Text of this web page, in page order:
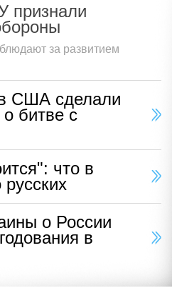
признали
за развитием
США сделали
битве с
что в
о России
в